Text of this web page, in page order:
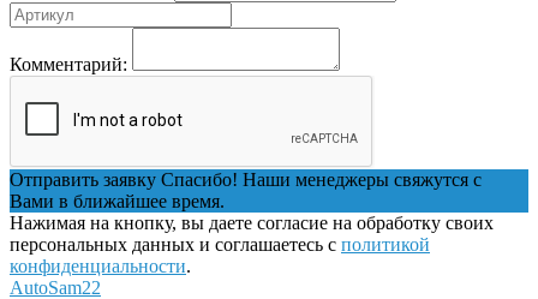
Комментарий:
Отправить заявку Спасибо! Наши менеджеры свяжутся с
Вами в ближайшее время.
Нажимая на кнопку, вы даете согласие на обработку своих
персональных данных и соглашаетесь с политикой
конфиденциальности.
AutoSam22